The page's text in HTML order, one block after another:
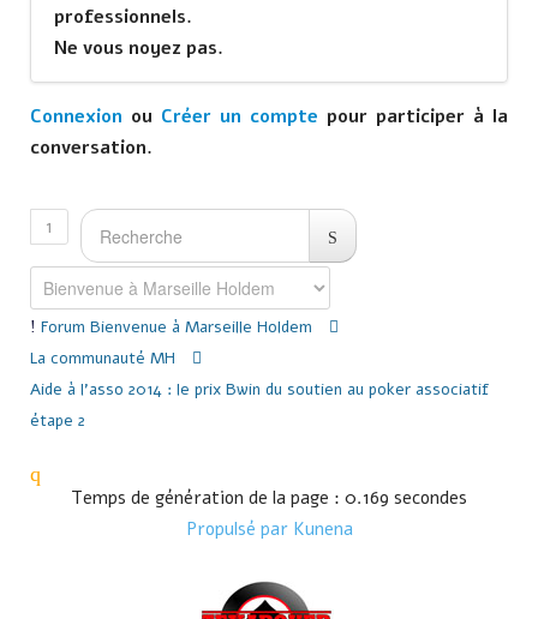
professionnels.
Ne vous noyez pas.
Connexion ou Créer un compte pour participer à la
conversation.
1
Forum Bienvenue à Marseille Holdem
La communauté MH
Aide à l'asso 2014 : le prix Bwin du soutien au poker associatif
étape 2
Temps de génération de la page : 0.169 secondes
Propulsé par Kunena